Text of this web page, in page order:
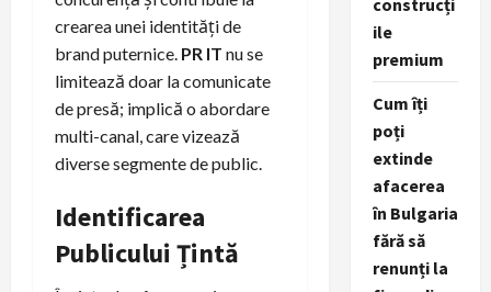
crearea unei identități de
brand puternice. PR IT nu se
limitează doar la comunicate
de presă; implică o abordare
multi-canal, care vizează
diverse segmente de public.
Identificarea
Publicului Țintă
construcți
ile
premium
Cum îți
poți
extinde
afacerea
în Bulgaria
fără să
renunți la